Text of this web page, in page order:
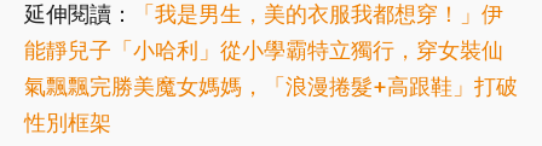
延伸閱讀：
「我是男生，美的衣服我都想穿！」伊
能靜兒子「小哈利」從小學霸特立獨行，穿女裝仙
氣飄飄完勝美魔女媽媽，「浪漫捲髮+高跟鞋」打破
性別框架